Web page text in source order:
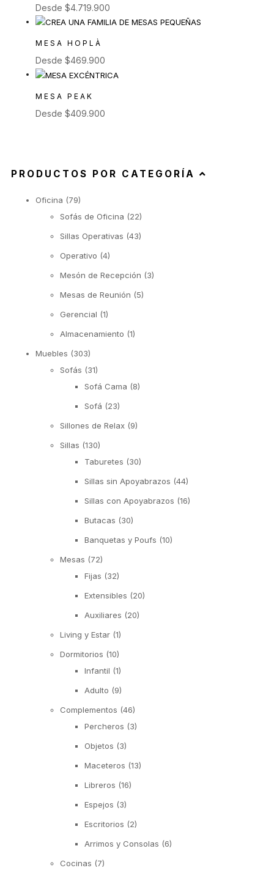
Desde $4.719.900
MESA HOPLÀ
Desde $469.900
MESA PEAK
Desde $409.900
PRODUCTOS POR CATEGORÍA
Oficina (79)
Sofás de Oficina (22)
Sillas Operativas (43)
Operativo (4)
Mesón de Recepción (3)
Mesas de Reunión (5)
Gerencial (1)
Almacenamiento (1)
Muebles (303)
Sofás (31)
Sofá Cama (8)
Sofá (23)
Sillones de Relax (9)
Sillas (130)
Taburetes (30)
Sillas sin Apoyabrazos (44)
Sillas con Apoyabrazos (16)
Butacas (30)
Banquetas y Poufs (10)
Mesas (72)
Fijas (32)
Extensibles (20)
Auxiliares (20)
Living y Estar (1)
Dormitorios (10)
Infantil (1)
Adulto (9)
Complementos (46)
Percheros (3)
Objetos (3)
Maceteros (13)
Libreros (16)
Espejos (3)
Escritorios (2)
Arrimos y Consolas (6)
Cocinas (7)